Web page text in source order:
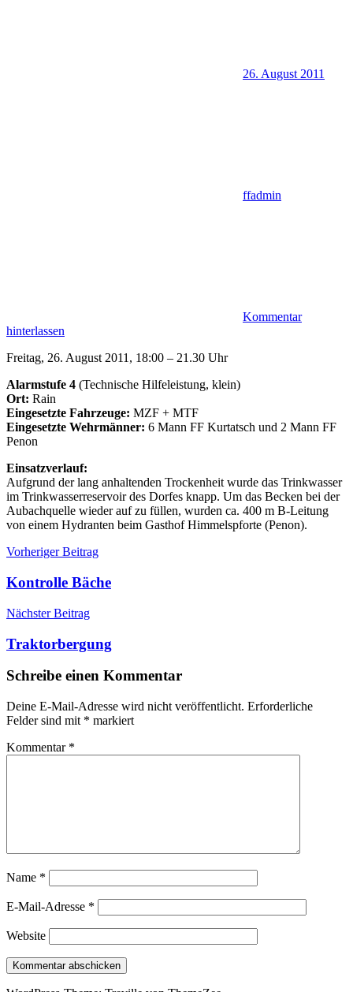
26. August 2011
ffadmin
Kommentar
hinterlassen
Freitag, 26. August 2011, 18:00 – 21.30 Uhr
Alarmstufe 4 (Technische Hilfeleistung, klein)
Ort: Rain
Eingesetzte Fahrzeuge: MZF + MTF
Eingesetzte Wehrmänner: 6 Mann FF Kurtatsch und 2 Mann FF
Penon
Einsatzverlauf:
Aufgrund der lang anhaltenden Trockenheit wurde das Trinkwasser
im Trinkwasserreservoir des Dorfes knapp. Um das Becken bei der
Aubachquelle wieder auf zu füllen, wurden ca. 400 m B-Leitung
von einem Hydranten beim Gasthof Himmelspforte (Penon).
Einsätze
EinsatzPenonRainTrinkwasser
Beitragsnavigation
Vorheriger Beitrag
Kontrolle Bäche
Nächster Beitrag
Traktorbergung
Schreibe einen Kommentar
Deine E-Mail-Adresse wird nicht veröffentlicht. Erforderliche
Felder sind mit * markiert
Kommentar *
Name *
E-Mail-Adresse *
Website